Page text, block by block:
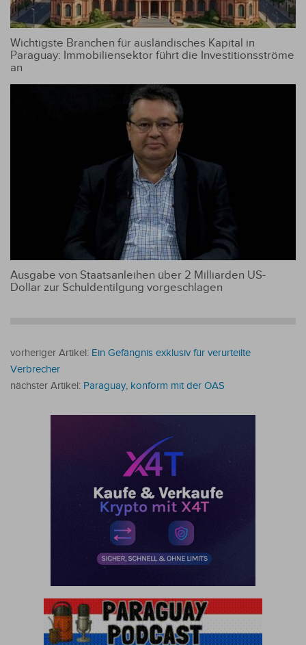
Wichtigste Branchen für ausländisches Kapital in
Paraguay: Immobiliensektor führt die Investitionsströme
an
Ausgabe von Staatsanleihen über 2 Milliarden US-
Dollar zur Schuldentilgung vorgeschlagen
vorheriger Artikel: Ein Gefängnis exklusiv für verurteilte
Verbrecher
nächster Artikel: Paraguay, konform mit der OAS